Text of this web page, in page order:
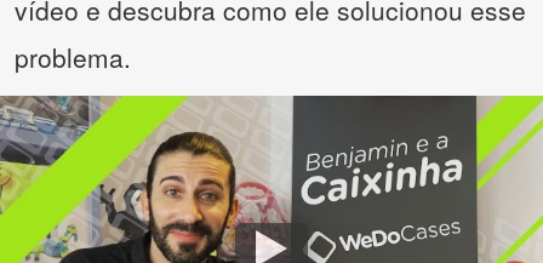
vídeo e descubra como ele solucionou esse
problema.